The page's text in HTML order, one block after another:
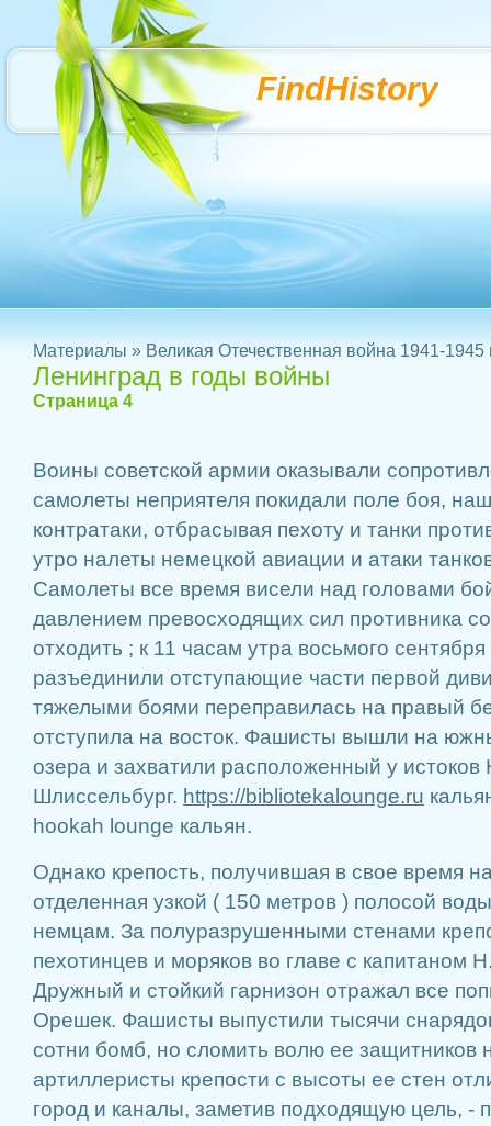
FindHistory
Материалы » Великая Отечественная война 1941-1945
Ленинград в годы войны
Страница 4
Воины советской армии оказывали
самолеты неприятеля покидали поле боя,
контратаки, отбрасывая пехоту и танки
утро налеты немецкой авиации и атаки
Самолеты все время висели над головами
давлением превосходящих сил противника
отходить ; к 11 часам утра восьмого
разъединили отступающие части первой
тяжелыми боями переправилась на правый
отступила на восток. Фашисты вышли на
озера и захватили расположенный у истоков
Шлиссельбург. https://bibliotekalounge.ru
hookah lounge кальян.
Однако крепость, получившая в свое время
отделенная узкой ( 150 метров ) полосой
немцам. За полуразрушенными стенами
пехотинцев и моряков во главе с капитаном
Дружный и стойкий гарнизон отражал все
Орешек. Фашисты выпустили тысячи
сотни бомб, но сломить волю ее защитников
артиллеристы крепости с высоты ее стен
город и каналы, заметив подходящую цель, -